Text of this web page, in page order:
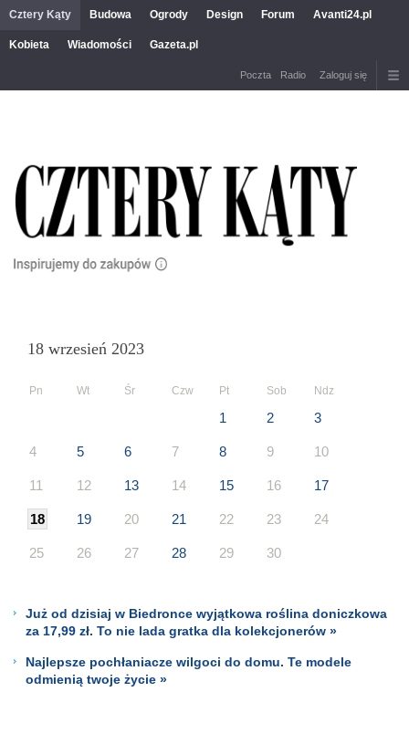
Cztery Kąty Budowa Ogrody Design Forum Avanti24.pl
Kobieta Wiadomości Gazeta.pl
Poczta Radio Zaloguj się
18 wrzesień 2023
Pn Wt Śr Czw Pt Sob Ndz
1 2 3
4 5 6 7 8 9 10
11 12 13 14 15 16 17
18 19 20 21 22 23 24
25 26 27 28 29 30
Już od dzisiaj w Biedronce wyjątkowa roślina doniczkowa
za 17,99 zł. To nie lada gratka dla kolekcjonerów »
Najlepsze pochłaniacze wilgoci do domu. Te modele
odmienią twoje życie »